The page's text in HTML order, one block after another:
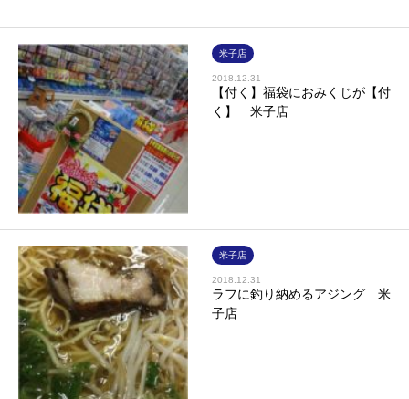
米子店
2018.12.31
【付く】福袋におみくじが【付
く】 米子店
米子店
2018.12.31
ラフに釣り納めるアジング 米
子店